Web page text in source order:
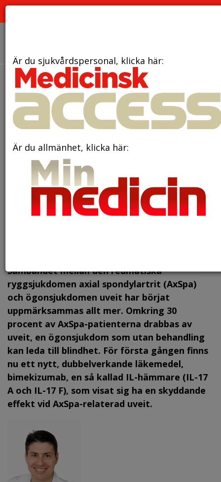
den 19 juni 2025
Ny behandling skyddar
ögat vid AxSpa-relaterad
ögonsjukdom
Sambandet mellan den reumatiska
ryggsjukdomen axial spondylartrit (AxSpa)
och ögonsjukdomen uveit har börjat
uppmärksammas allt mer. Omkring 30
procent av AxSpa-patienterna drabbas av
uveit, en ögonsjukdom som utan behandling
kan leda till blindhet. För första gången finns
nu ett nytt, dubbelverkande läkemedel,
bimekizumab, en så kallad IL-hämmare (IL-17
A och IL-17 F), som visat sig ha en skyddande
effekt vid AxSpa-relaterad uveit.
Är du sjukvårdspersonal, klicka här:
Är du allmänhet, klicka här: